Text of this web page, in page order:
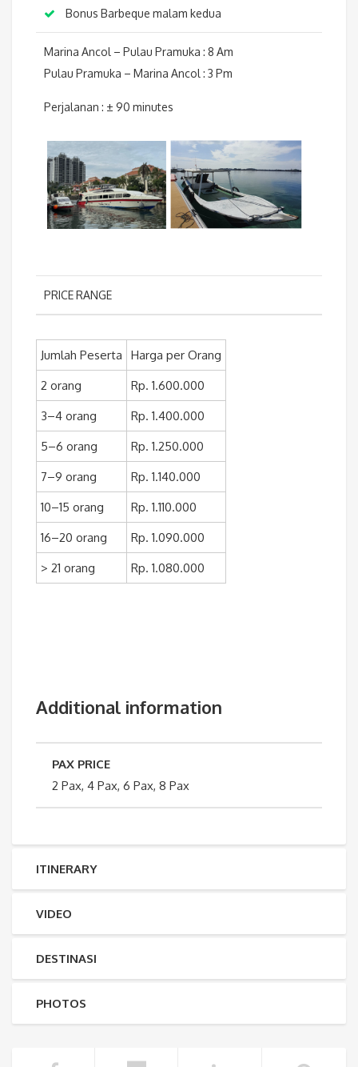
Bonus Barbeque malam kedua
Marina Ancol – Pulau Pramuka : 8 Am
Pulau Pramuka – Marina Ancol : 3 Pm
Perjalanan : ± 90 minutes
PRICE RANGE
Jumlah Peserta
Harga per Orang
2 orang
Rp. 1.600.000
3–4 orang
Rp. 1.400.000
5–6 orang
Rp. 1.250.000
7–9 orang
Rp. 1.140.000
10–15 orang
Rp. 1.110.000
16–20 orang
Rp. 1.090.000
> 21 orang
Rp. 1.080.000
Additional information
PAX PRICE
2 Pax, 4 Pax, 6 Pax, 8 Pax
ITINERARY
VIDEO
DESTINASI
PHOTOS